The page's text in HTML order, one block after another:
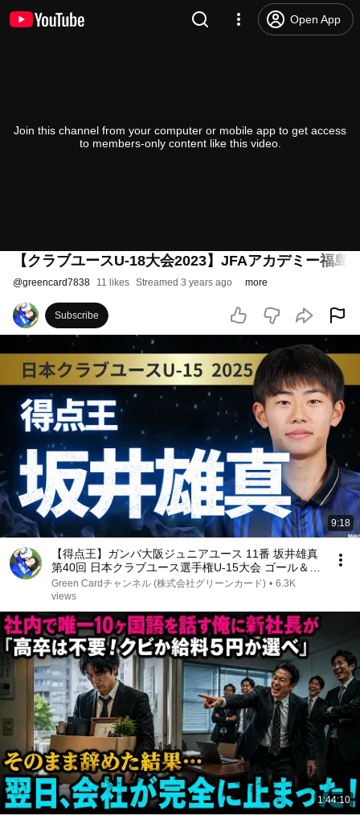
Open App
Join this channel from your computer or mobile app to get access
to members-only content like this video.
【クラブユースU-18大会2023】JFAアカデミー福
@greencard7838 11 likes Streamed 3 years ago more
Subscribe
9:18
【得点王】ガンバ大阪ジュニアユース 11番 坂井雄真
第40回 日本クラブユース選手権U-15大会 ゴール＆プ
レー集
Green Cardチャンネル (株式会社グリーンカード) • 6.3K
views
1:44:10